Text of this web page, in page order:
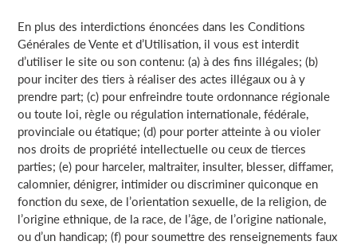
En plus des interdictions énoncées dans les Conditions
Générales de Vente et d’Utilisation, il vous est interdit
d’utiliser le site ou son contenu: (a) à des fins illégales; (b)
pour inciter des tiers à réaliser des actes illégaux ou à y
prendre part; (c) pour enfreindre toute ordonnance régionale
ou toute loi, règle ou régulation internationale, fédérale,
provinciale ou étatique; (d) pour porter atteinte à ou violer
nos droits de propriété intellectuelle ou ceux de tierces
parties; (e) pour harceler, maltraiter, insulter, blesser, diffamer,
calomnier, dénigrer, intimider ou discriminer quiconque en
fonction du sexe, de l’orientation sexuelle, de la religion, de
l’origine ethnique, de la race, de l’âge, de l’origine nationale,
ou d’un handicap; (f) pour soumettre des renseignements faux